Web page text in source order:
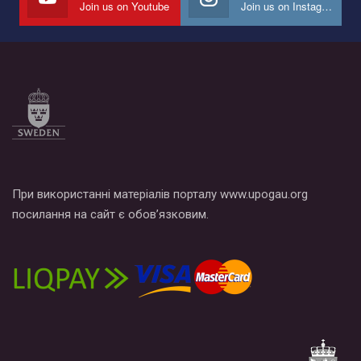
Все, что вам нужно сделать - это зайти на наш канал YouTube
по этой ссылке и поставить лайк под видео.
Join us on Youtube Join us on Instagram
При використанні матеріалів порталу www.upogau.org
посилання на сайт є обов’язковим.